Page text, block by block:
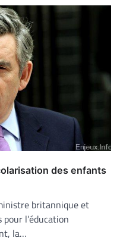
des enfants
britannique et
l’éducation
la…